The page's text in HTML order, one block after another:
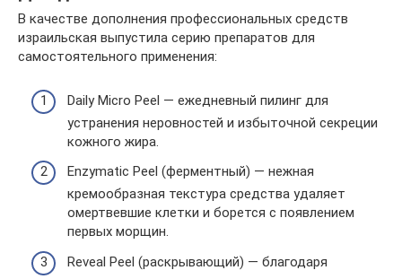
В качестве дополнения профессиональных средств
израильская выпустила серию препаратов для
самостоятельного применения:
Daily Micro Peel — ежедневный пилинг для
устранения неровностей и избыточной секреции
кожного жира.
Enzymatic Peel (ферментный) — нежная
кремообразная текстура средства удаляет
омертвевшие клетки и борется с появлением
первых морщин.
Reveal Peel (раскрывающий) — благодаря